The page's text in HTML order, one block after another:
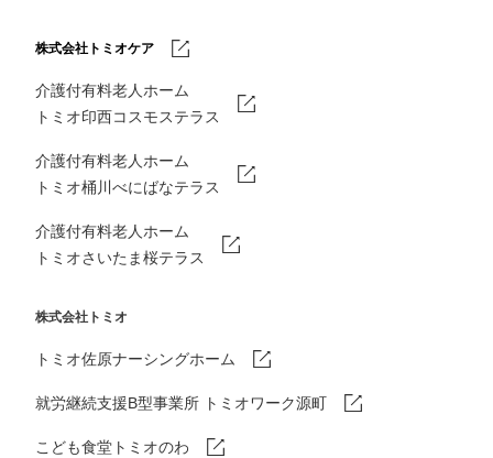
株式会社トミオケア
介護付有料老人ホーム
トミオ印西コスモステラス
介護付有料老人ホーム
トミオ桶川べにばなテラス
介護付有料老人ホーム
トミオさいたま桜テラス
株式会社トミオ
トミオ佐原ナーシングホーム
就労継続支援B型事業所 トミオワーク源町
こども食堂トミオのわ